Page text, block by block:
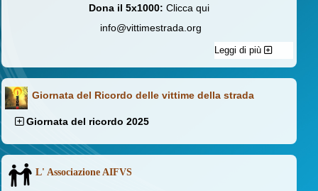
Dona il 5x1000: Clicca qui
info@vittimestrada.org
Leggi di più
Giornata del Ricordo delle vittime della strada
Giornata del ricordo 2025
L' Associazione AIFVS